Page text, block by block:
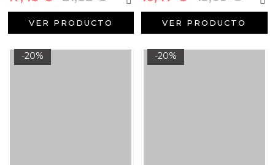
VER PRODUCTO VER PRODUCTO
-20% -20%